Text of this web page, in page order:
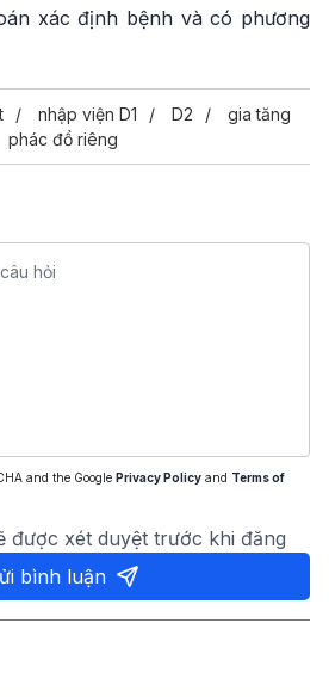
xác định bệnh và có phương
nhập viện D1 D2
gia tăng
phác đồ riêng
and the Google Privacy Policy and Terms of
được xét duyệt trước khi đăng
bình luận